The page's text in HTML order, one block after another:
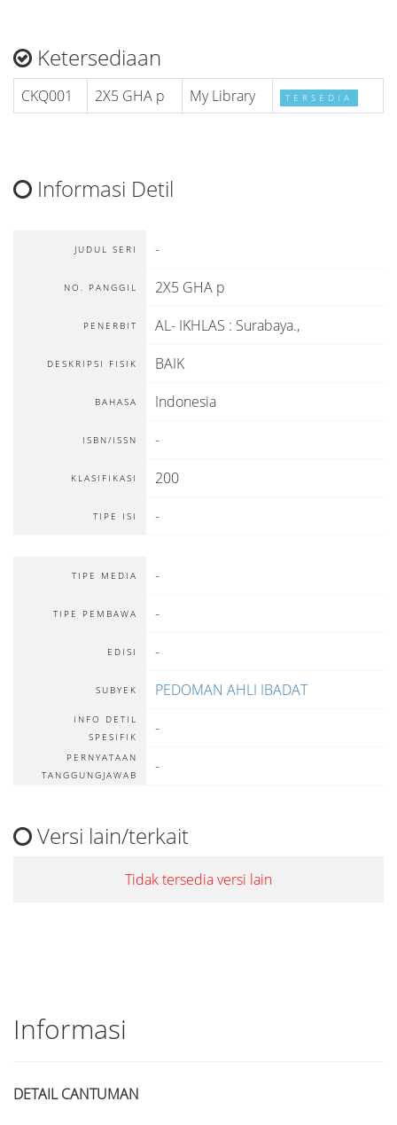
Ketersediaan
CKQ001 2X5 GHA p My Library TERSEDIA
Informasi Detil
JUDUL SERI -
NO. PANGGIL 2X5 GHA p
PENERBIT AL- IKHLAS : Surabaya.,
DESKRIPSI FISIK BAIK
BAHASA Indonesia
ISBN/ISSN -
KLASIFIKASI 200
TIPE ISI -
TIPE MEDIA -
TIPE PEMBAWA -
EDISI -
SUBYEK PEDOMAN AHLI IBADAT
INFO DETIL
SPESIFIK
-
PERNYATAAN
TANGGUNGJAWAB
-
Versi lain/terkait
Tidak tersedia versi lain
Informasi
DETAIL CANTUMAN